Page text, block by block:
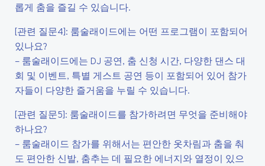
롭게 춤을 즐길 수 있습니다.
[관련 질문4]: 룸술래이드에는 어떤 프로그램이 포함되어
있나요?
– 룸술래이드에는 DJ 공연, 춤 신청 시간, 다양한 댄스 대
회 및 이벤트, 특별 게스트 공연 등이 포함되어 있어 참가
자들이 다양한 즐거움을 누릴 수 있습니다.
[관련 질문5]: 룸술래이드를 참가하려면 무엇을 준비해야
하나요?
– 룸술래이드 참가를 위해서는 편안한 옷차림과 춤을 춰
도 편안한 신발, 춤추는 데 필요한 에너지와 열정이 있으